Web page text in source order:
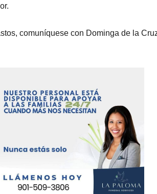
comuníquese con Dominga de la